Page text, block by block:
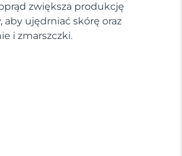
zwiększa produkcję
aby ujędrniać skórę oraz
i zmarszczki.